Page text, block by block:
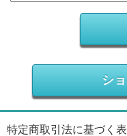
シ
特定商取引法に基づく表